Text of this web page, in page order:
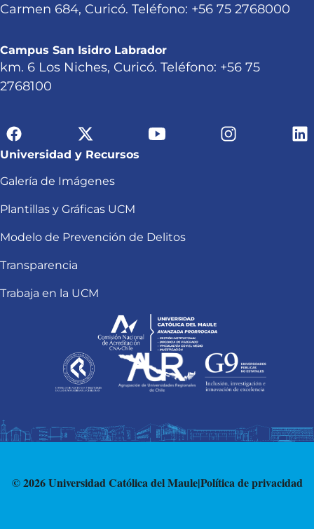
Carmen 684, Curicó. Teléfono: +56 75 2768000
Campus San Isidro Labrador
km. 6 Los Niches, Curicó. Teléfono: +56 75
2768100
Universidad y Recursos
Galería de Imágenes
Plantillas y Gráficas UCM
Modelo de Prevención de Delitos
Transparencia
Trabaja en la UCM
© 2026 Universidad Católica del Maule|Política de privacidad